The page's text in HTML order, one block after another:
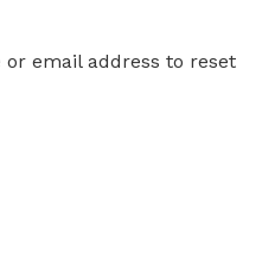
email address to reset